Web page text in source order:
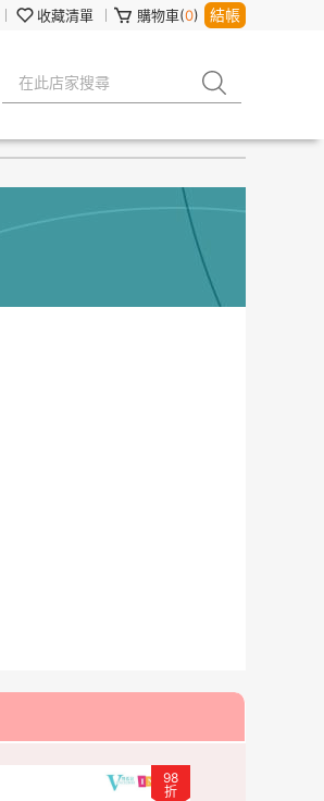
收藏清單 購物車(0) 結帳
98
折